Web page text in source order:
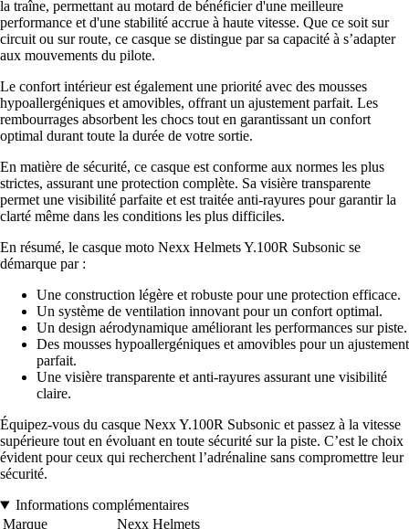
la traîne, permettant au motard de bénéficier d'une meilleure
performance et d'une stabilité accrue à haute vitesse. Que ce soit sur
circuit ou sur route, ce casque se distingue par sa capacité à s’adapter
aux mouvements du pilote.
Le confort intérieur est également une priorité avec des mousses
hypoallergéniques et amovibles, offrant un ajustement parfait. Les
rembourrages absorbent les chocs tout en garantissant un confort
optimal durant toute la durée de votre sortie.
En matière de sécurité, ce casque est conforme aux normes les plus
strictes, assurant une protection complète. Sa visière transparente
permet une visibilité parfaite et est traitée anti-rayures pour garantir la
clarté même dans les conditions les plus difficiles.
En résumé, le casque moto Nexx Helmets Y.100R Subsonic se
démarque par :
Une construction légère et robuste pour une protection efficace.
Un système de ventilation innovant pour un confort optimal.
Un design aérodynamique améliorant les performances sur piste.
Des mousses hypoallergéniques et amovibles pour un ajustement
parfait.
Une visière transparente et anti-rayures assurant une visibilité
claire.
Équipez-vous du casque Nexx Y.100R Subsonic et passez à la vitesse
supérieure tout en évoluant en toute sécurité sur la piste. C’est le choix
évident pour ceux qui recherchent l’adrénaline sans compromettre leur
sécurité.
Informations complémentaires
Marque
Nexx Helmets